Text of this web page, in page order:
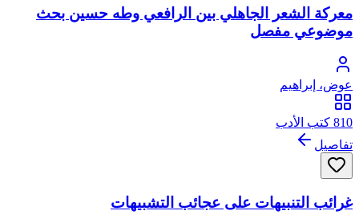
معركة الشعر الجاهلي بين الرافعي وطه حسين بحث
موضوعي مفصل
عوض، إبراهيم
810 كتب الأدب
تفاصيل
غرائب التنبيهات على عجائب التشبيهات